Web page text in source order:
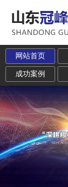
网站首页
成功案例